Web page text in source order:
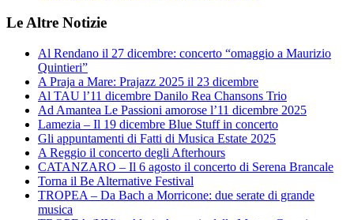
Le Altre Notizie
Al Rendano il 27 dicembre: concerto “omaggio a Maurizio
Quintieri”
A Praja a Mare: Prajazz 2025 il 23 dicembre
Al TAU l’11 dicembre Danilo Rea Chansons Trio
Ad Amantea Le Passioni amorose l’11 dicembre 2025
Lamezia – Il 19 dicembre Blue Stuff in concerto
Gli appuntamenti di Fatti di Musica Estate 2025
A Reggio il concerto degli Afterhours
CATANZARO – Il 6 agosto il concerto di Serena Brancale
Torna il Be Alternative Festival
TROPEA – Da Bach a Morricone: due serate di grande
musica